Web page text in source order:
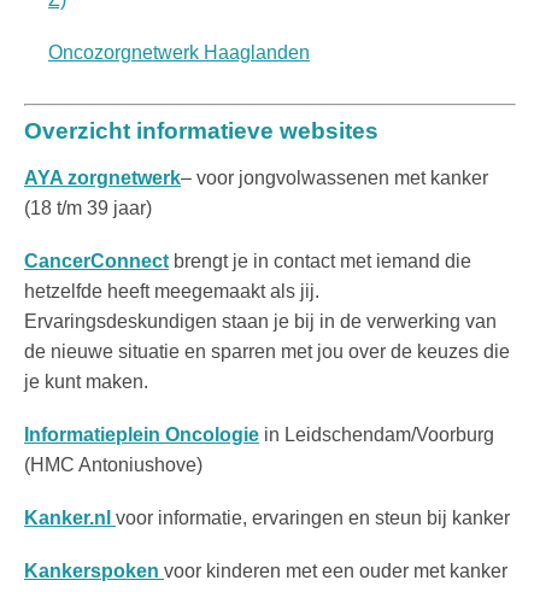
Oncozorgnetwerk Haaglanden
Overzicht informatieve websites
AYA zorgnetwerk– voor jongvolwassenen met kanker
(18 t/m 39 jaar)
CancerConnect brengt je in contact met iemand die
hetzelfde heeft meegemaakt als jij.
Ervaringsdeskundigen staan je bij in de verwerking van
de nieuwe situatie en sparren met jou over de keuzes die
je kunt maken.
Informatieplein Oncologie in Leidschendam/Voorburg
(HMC Antoniushove)
Kanker.nl voor informatie, ervaringen en steun bij kanker
Kankerspoken voor kinderen met een ouder met kanker